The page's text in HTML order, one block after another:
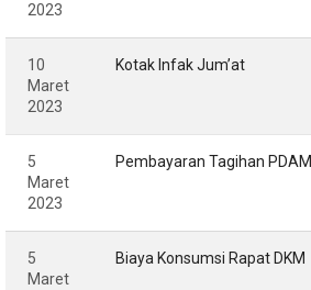
2023
10
Maret
2023
Kotak Infak Jum’at
5
Maret
2023
Pembayaran Tagihan PDAM
5
Maret
Biaya Konsumsi Rapat DKM